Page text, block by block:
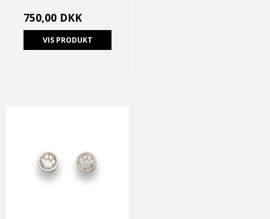
750,00 DKK
VIS PRODUKT